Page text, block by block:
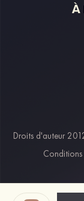
À
Droits d'auteur